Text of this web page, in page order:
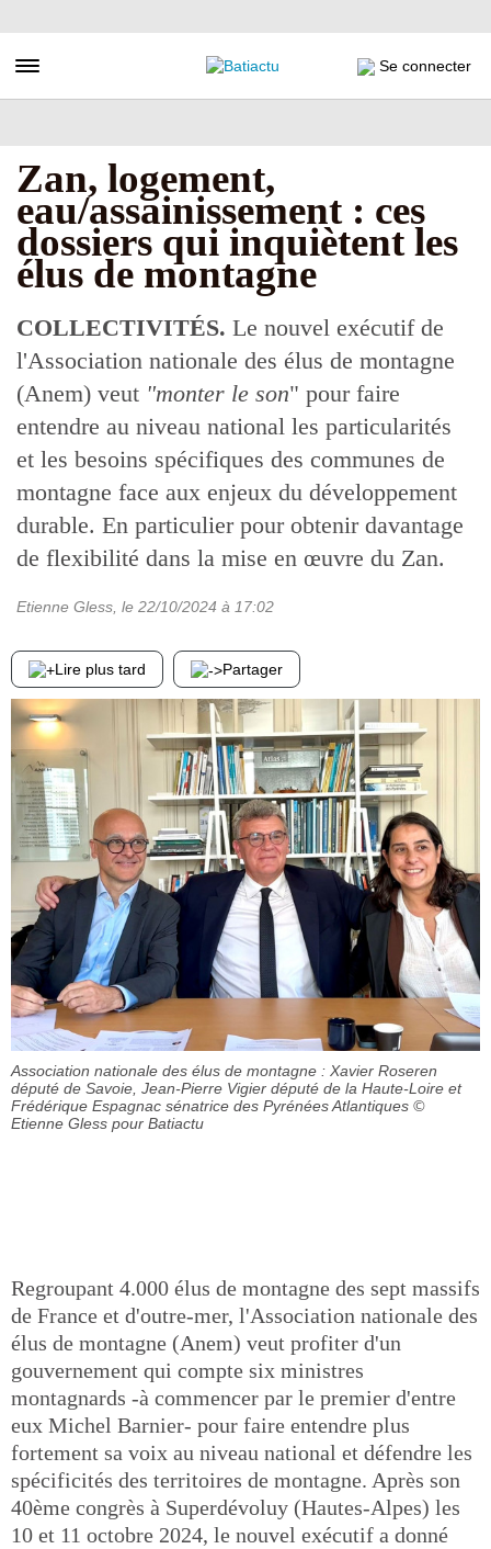
au
principal
Toggle navigation Se connecter
Zan, logement,
eau/assainissement : ces
dossiers qui inquiètent les
élus de montagne
COLLECTIVITÉS. Le nouvel exécutif de
l'Association nationale des élus de montagne
(Anem) veut "monter le son" pour faire
entendre au niveau national les particularités
et les besoins spécifiques des communes de
montagne face aux enjeux du développement
durable. En particulier pour obtenir davantage
de flexibilité dans la mise en œuvre du Zan.
Etienne Gless , le 22/10/2024 à 17:02
Lire plus tard Partager
Association nationale des élus de montagne : Xavier Roseren
député de Savoie, Jean-Pierre Vigier député de la Haute-Loire et
Frédérique Espagnac sénatrice des Pyrénées Atlantiques ©
Etienne Gless pour Batiactu
Regroupant 4.000 élus de montagne des sept massifs
de France et d'outre-mer, l'Association nationale des
élus de montagne (Anem) veut profiter d'un
gouvernement qui compte six ministres
montagnards -à commencer par le premier d'entre
eux Michel Barnier- pour faire entendre plus
fortement sa voix au niveau national et défendre les
spécificités des territoires de montagne. Après son
40ème congrès à Superdévoluy (Hautes-Alpes) les
10 et 11 octobre 2024, le nouvel exécutif a donné